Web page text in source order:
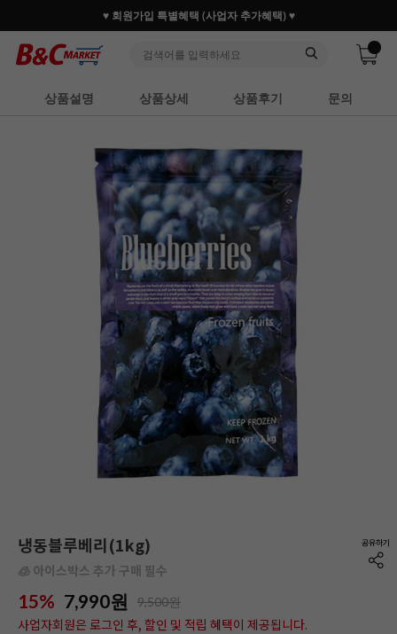
♥ 회원가입 특별혜택 (사업자 추가혜택) ♥
상품설명 상품상세 상품후기 문의
냉동블루베리(1kg)
🧊 아이스박스 추가 구매 필수
15% 7,990원 9,500원
사업자회원은 로그인 후, 할인 및 적립 혜택이 제공됩니다.